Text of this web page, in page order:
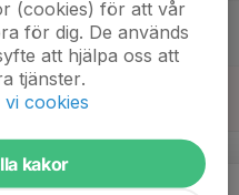
(cookies) för att vår
för dig. De används
att hjälpa oss att
tjänster.
cookies
kakor